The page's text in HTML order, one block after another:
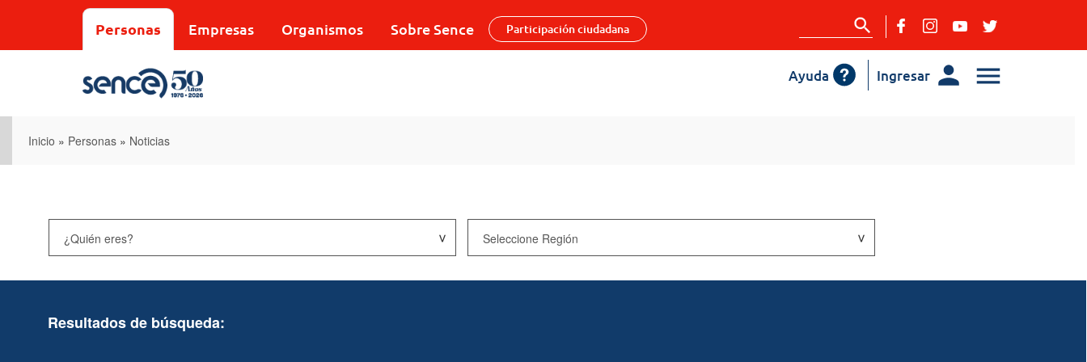
Personas Empresas Organismos Sobre Sence Participación ciudadana
Ingresar
Ayuda
Inicio » Personas » Noticias
Resultados de búsqueda: